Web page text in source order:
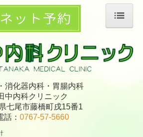
消化器内科・胃腸内科
中内科クリニック
七尾市藤橋町戌15番1
話： 0767-57-5660